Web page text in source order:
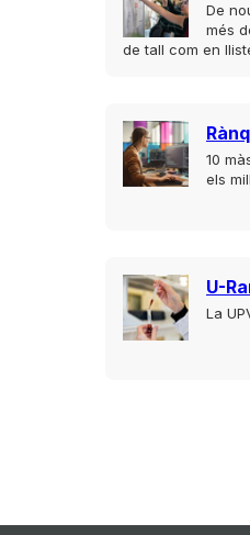
De
més
de tall com en
10
els
U-
La